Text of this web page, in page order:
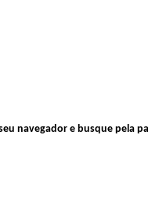
navegador e busque pela